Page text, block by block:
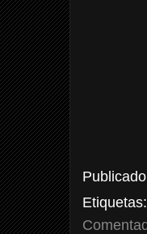
Etiquetas: